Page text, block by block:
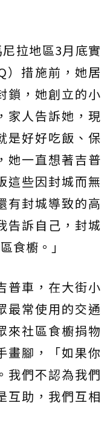
拉地區3月底實
）措施前，她居
鎖，她創立的小
家人告訴她，現
是好好吃飯、保
她一直想著吉普
這些因封城而無
有封城導致的高
告訴自己，封城
食櫥。」
普車，在大街小
最常使用的交通
來社區食櫥捐物
畫腳，「如果你
我們不認為我們
互助，我們互相